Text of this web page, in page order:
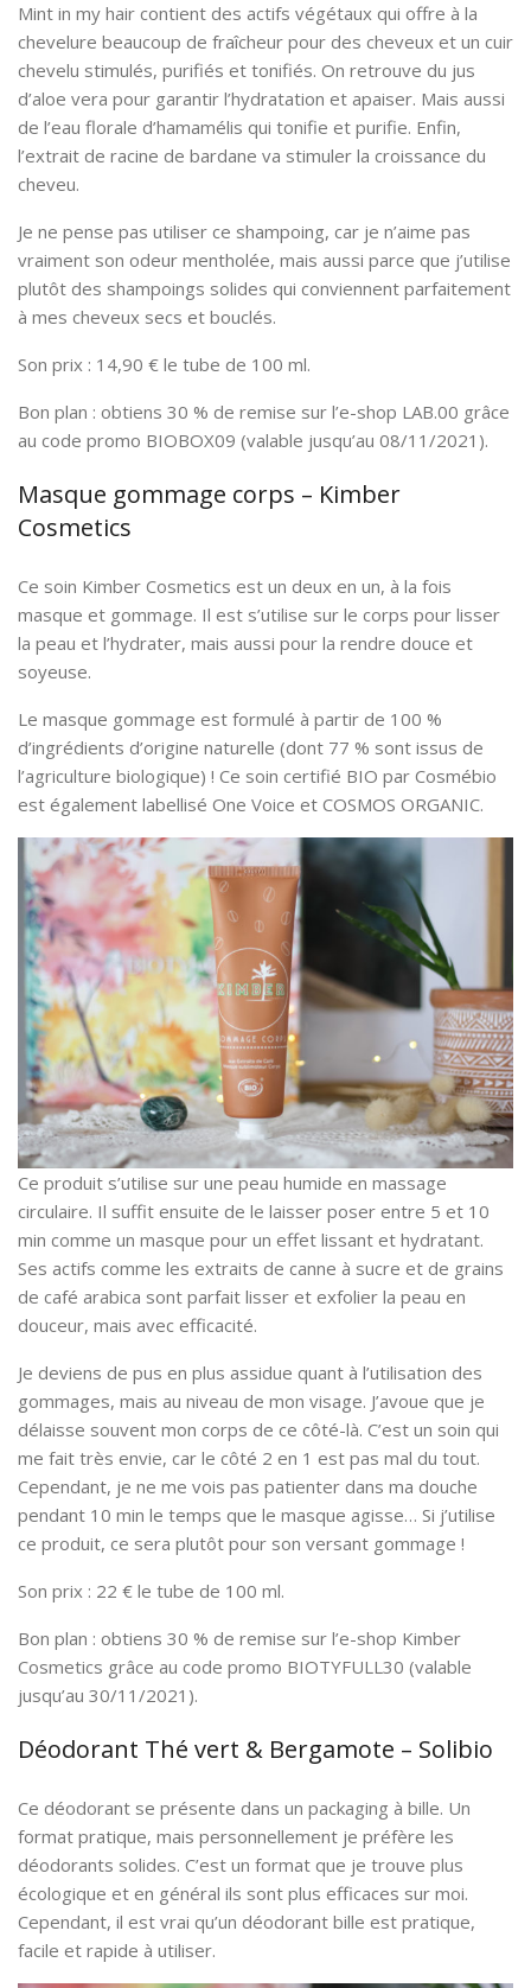
Mint in my hair contient des actifs végétaux qui offre à la
chevelure beaucoup de fraîcheur pour des cheveux et un cuir
chevelu stimulés, purifiés et tonifiés. On retrouve du jus
d’aloe vera pour garantir l’hydratation et apaiser. Mais aussi
de l’eau florale d’hamamélis qui tonifie et purifie. Enfin,
l’extrait de racine de bardane va stimuler la croissance du
cheveu.
Je ne pense pas utiliser ce shampoing, car je n’aime pas
vraiment son odeur mentholée, mais aussi parce que j’utilise
plutôt des shampoings solides qui conviennent parfaitement
à mes cheveux secs et bouclés.
Son prix : 14,90 € le tube de 100 ml.
Bon plan : obtiens 30 % de remise sur l’e-shop LAB.00 grâce
au code promo BIOBOX09 (valable jusqu’au 08/11/2021).
Masque gommage corps – Kimber
Cosmetics
Ce soin Kimber Cosmetics est un deux en un, à la fois
masque et gommage. Il est s’utilise sur le corps pour lisser
la peau et l’hydrater, mais aussi pour la rendre douce et
soyeuse.
Le masque gommage est formulé à partir de 100 %
d’ingrédients d’origine naturelle (dont 77 % sont issus de
l’agriculture biologique) ! Ce soin certifié BIO par Cosmébio
est également labellisé One Voice et COSMOS ORGANIC.
Ce produit s’utilise sur une peau humide en massage
circulaire. Il suffit ensuite de le laisser poser entre 5 et 10
min comme un masque pour un effet lissant et hydratant.
Ses actifs comme les extraits de canne à sucre et de grains
de café arabica sont parfait lisser et exfolier la peau en
douceur, mais avec efficacité.
Je deviens de pus en plus assidue quant à l’utilisation des
gommages, mais au niveau de mon visage. J’avoue que je
délaisse souvent mon corps de ce côté-là. C’est un soin qui
me fait très envie, car le côté 2 en 1 est pas mal du tout.
Cependant, je ne me vois pas patienter dans ma douche
pendant 10 min le temps que le masque agisse… Si j’utilise
ce produit, ce sera plutôt pour son versant gommage !
Son prix : 22 € le tube de 100 ml.
Bon plan : obtiens 30 % de remise sur l’e-shop Kimber
Cosmetics grâce au code promo BIOTYFULL30 (valable
jusqu’au 30/11/2021).
Déodorant Thé vert & Bergamote – Solibio
Ce déodorant se présente dans un packaging à bille. Un
format pratique, mais personnellement je préfère les
déodorants solides. C’est un format que je trouve plus
écologique et en général ils sont plus efficaces sur moi.
Cependant, il est vrai qu’un déodorant bille est pratique,
facile et rapide à utiliser.